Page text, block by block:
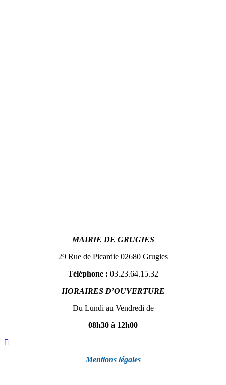
MAIRIE DE GRUGIES
29 Rue de Picardie 02680 Grugies
Téléphone : 03.23.64.15.32
HORAIRES D’OUVERTURE
Du Lundi au Vendredi de
08h30 à 12h00
Mentions légales